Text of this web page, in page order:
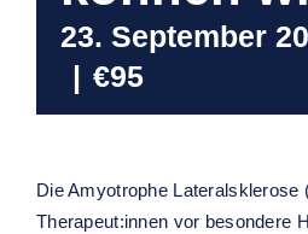
23. September
| €95
Die Amyotrophe Lateralsklerose
Therapeut:innen vor besondere